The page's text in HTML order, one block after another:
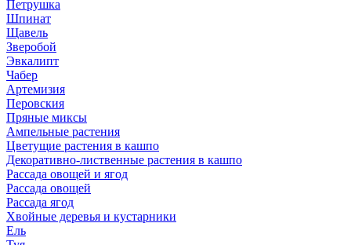
Петрушка
Шпинат
Щавель
Зверобой
Эвкалипт
Чабер
Артемизия
Перовския
Пряные миксы
Ампельные растения
Цветущие растения в кашпо
Декоративно-лиственные растения в кашпо
Рассада овощей и ягод
Рассада овощей
Рассада ягод
Хвойные деревья и кустарники
Ель